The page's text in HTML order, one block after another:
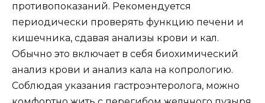
противопоказаний. Рекомендуется
периодически проверять функцию печени и
кишечника, сдавая анализы крови и кал.
Обычно это включает в себя биохимический
анализ крови и анализ кала на копрологию.
Соблюдая указания гастроэнтеролога, можно